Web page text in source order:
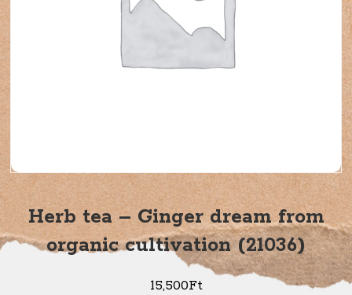
Herb tea – Ginger dream from
organic cultivation (21036)
15,500Ft